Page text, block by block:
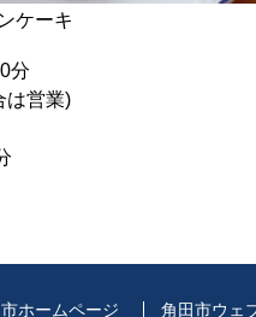
ケーキ
分
は営業)
ホームページ 角田市ウェ